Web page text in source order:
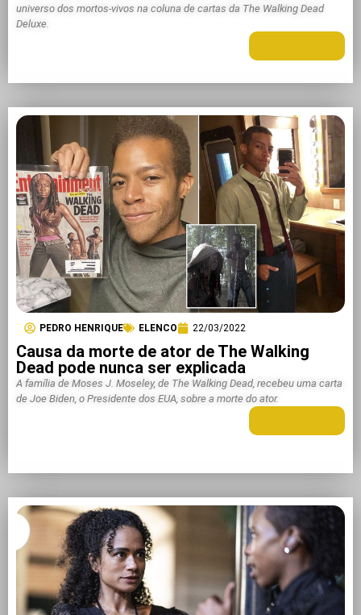
universo dos mortos-vivos na coluna de cartas da The Walking Dead
Deluxe.
PEDRO HENRIQUE ELENCO 22/03/2022
Causa da morte de ator de The Walking
Dead pode nunca ser explicada
A família de Moses J. Moseley, de The Walking Dead, recebeu uma carta
de Joe Biden, o Presidente dos EUA, sobre a morte do ator.